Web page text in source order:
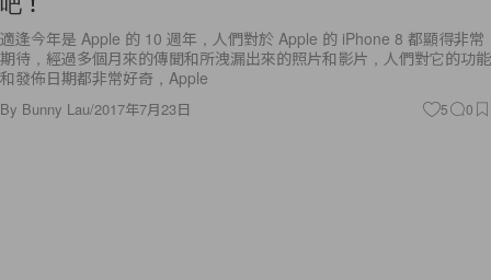
適逢今年是 Apple 的 10 週年，人們對於 Apple 的 iPhone 8 都顯得非常
期待，經過多個月來的傳聞和所洩漏出來的照片和影片，人們對它的功能
和發佈日期都非常好奇，Apple
By Bunny Lau/2017年7月23日 5 0